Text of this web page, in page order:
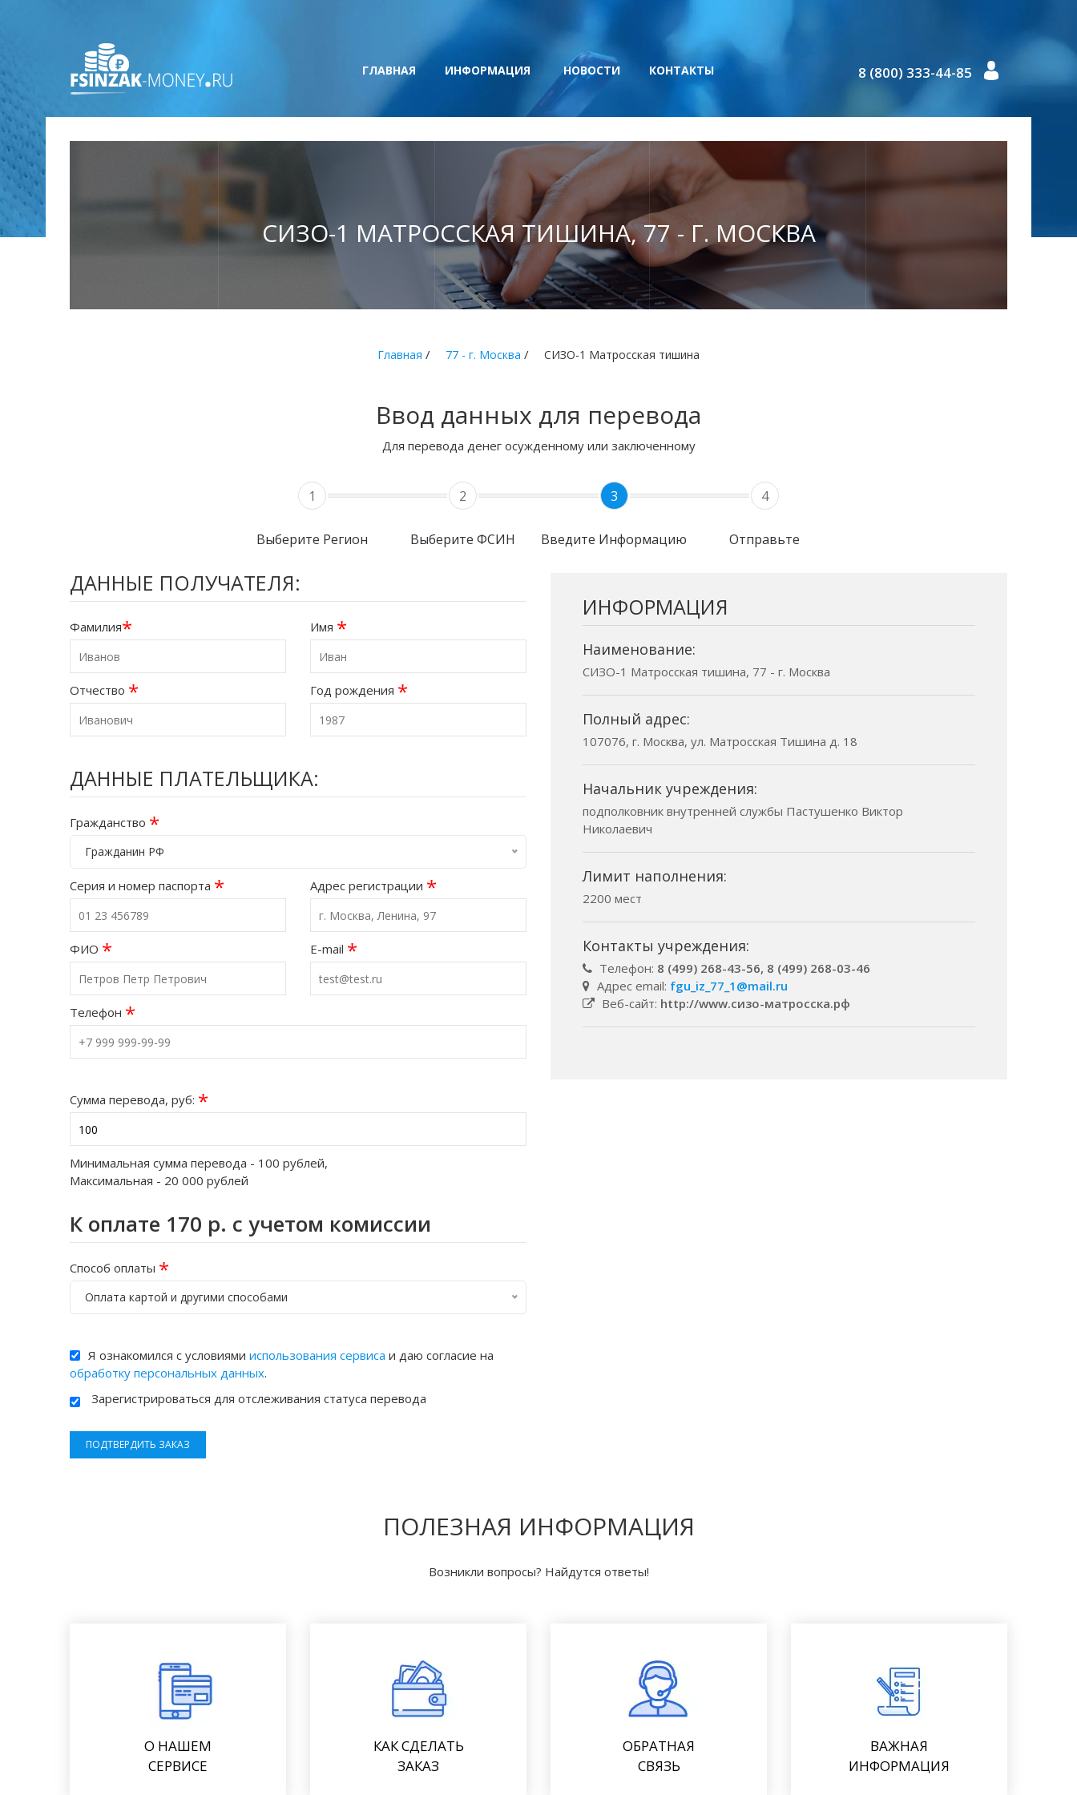
ГЛАВНАЯ ИНФОРМАЦИЯ НОВОСТИ КОНТАКТЫ 8 (800) 333-44-85
СИЗО-1 МАТРОССКАЯ ТИШИНА, 77 - Г. МОСКВА
Главная / 77 - г. Москва / СИЗО-1 Матросская тишина
Ввод данных для перевода
Для перевода денег осужденному или заключенному
1
Выберите Регион
2
Выберите ФСИН
3
Введите Информацию
4
Отправьте
ДАННЫЕ ПОЛУЧАТЕЛЯ:
Фамилия* Имя *
Отчество * Год рождения *
ДАННЫЕ ПЛАТЕЛЬЩИКА:
Гражданство *
Гражданин РФ
Серия и номер паспорта * Адрес регистрации *
ФИО * E-mail *
Телефон *
Сумма перевода, руб: *
Минимальная сумма перевода - 100 рублей,
Максимальная - 20 000 рублей
К оплате 170 р. с учетом комиссии
Способ оплаты *
Оплата картой и другими способами
Я ознакомился с условиями использования сервиса и даю согласие на
обработку персональных данных.
Зарегистрироваться для отслеживания статуса перевода
ПОДТВЕРДИТЬ ЗАКАЗ
ИНФОРМАЦИЯ
Наименование:
СИЗО-1 Матросская тишина, 77 - г. Москва
Полный адрес:
107076, г. Москва, ул. Матросская Тишина д. 18
Начальник учреждения:
подполковник внутренней службы Пастушенко Виктор
Николаевич
Лимит наполнения:
2200 мест
Контакты учреждения:
Телефон: 8 (499) 268-43-56, 8 (499) 268-03-46
Адрес email: fgu_iz_77_1@mail.ru
Веб-сайт: http://www.сизо-матросска.рф
ПОЛЕЗНАЯ ИНФОРМАЦИЯ
Возникли вопросы? Найдутся ответы!
О НАШЕМ
СЕРВИСЕ
КАК СДЕЛАТЬ
ЗАКАЗ
ОБРАТНАЯ
СВЯЗЬ
ВАЖНАЯ
ИНФОРМАЦИЯ